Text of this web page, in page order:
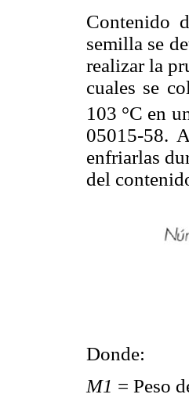
Contenido
semilla se
realizar la
cuales se
103 °C en
05015-58.
enfriarlas
del
Donde:
M1 = Peso